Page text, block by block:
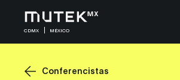
CDMX MÉXICO
Conferencistas